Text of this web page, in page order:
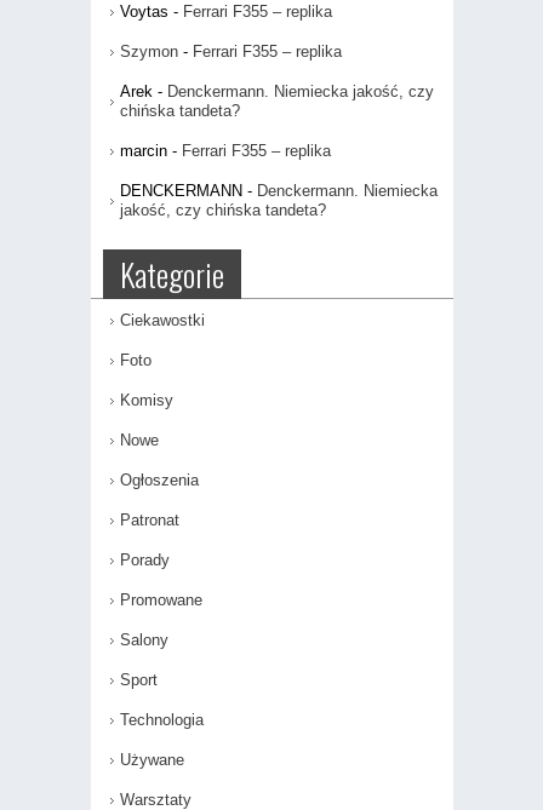
Voytas - Ferrari F355 – replika
Szymon- Ferrari F355 – replika
Arek - Denckermann. Niemiecka jakość, czy
chińska tandeta?
marcin- Ferrari F355 – replika
DENCKERMANN- Denckermann. Niemiecka
jakość, czy chińska tandeta?
Kategorie
Ciekawostki
Foto
Komisy
Nowe
Ogłoszenia
Patronat
Porady
Promowane
Salony
Sport
Technologia
Używane
Warsztaty